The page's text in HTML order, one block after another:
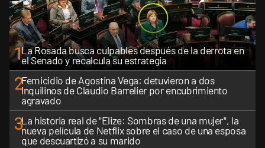
1La Rosada busca culpables después de la derrota en
el Senado y recalcula su estrategia
2Femicidio de Agostina Vega: detuvieron a dos
inquilinos de Claudio Barrelier por encubrimiento
agravado
3La historia real de "Elize: Sombras de una mujer", la
nueva película de Netflix sobre el caso de una esposa
que descuartizó a su marido